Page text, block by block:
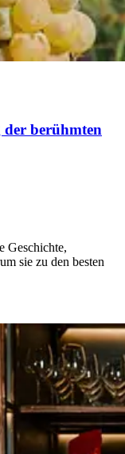
berühmten
Geschichte,
sie zu den besten